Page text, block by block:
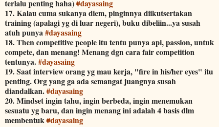
terlalu penting haha)#dayasaing
17. Kalau cuma sukanya diem, pinginnya diikutsertakan
training (apalagi yg di luar negeri), buku dibeliin...ya susah
atuh punya#dayasaing
18. Then competitive people itu tentu punya api, passion, untuk
compete, dan menang! Menang dgn cara fair competition
tentunya.#dayasaing
19. Saat interview orang yg mau kerja, "fire in his/her eyes" itu
penting. Org yang ga ada semangat juangnya susah
diandalkan.#dayasaing
20. Mindset ingin tahu, ingin berbeda, ingin menemukan
sesuatu yg baru, dan ingin menang ini adalah 4 basis dlm
membentuk#dayasaing